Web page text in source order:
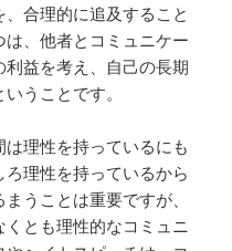
合理的に追及すること
、他者とコミュニケー
益を考え、自己の長期
うことです。
理性を持っているにも
理性を持っているから
うことは重要ですが、
とも理性的なコミュニ